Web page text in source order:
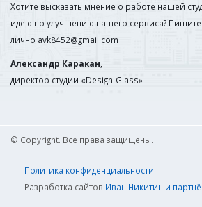
Хотите высказать мнение о работе нашей
идею по улучшению нашего сервиса?
лично avk8452@gmail.com
Александр Каракан
директор студии «Design-Glass»
© Copyright. Все права защищены.
Политика конфиденциальности
Разработка сайтов Иван Никитин и